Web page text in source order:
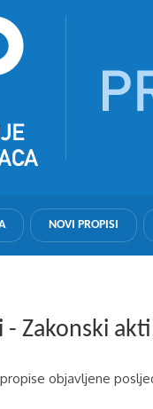
NOVI PROPISI
Zakonski
objavljene